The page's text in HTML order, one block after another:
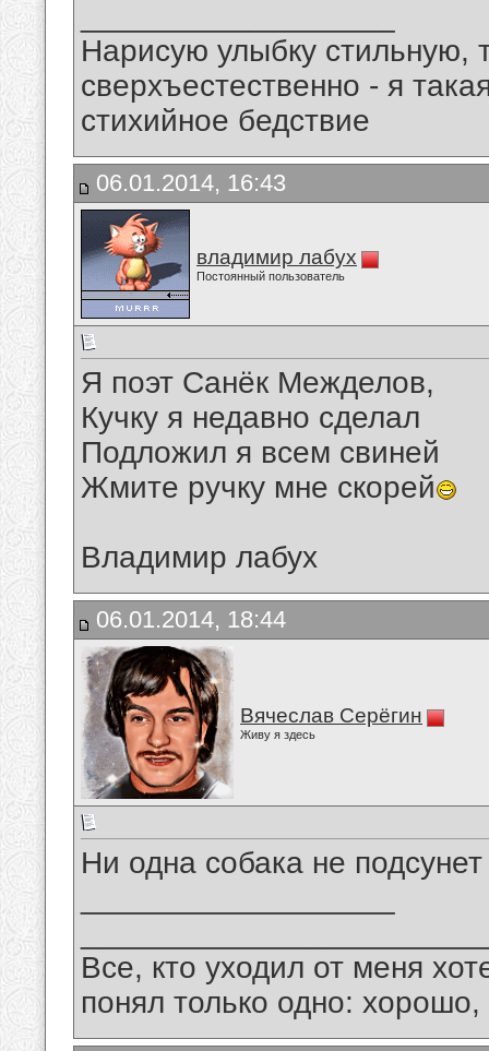
Нарисую улыбку стильную,
сверхъестественно - я
стихийное бедствие
06.01.2014, 16:43
владимир лабух
Постоянный пользователь
Я поэт Санёк Межделов,
Кучку я недавно сделал
Подложил я всем свиней
Жмите ручку мне скорей
Владимир лабух
06.01.2014, 18:44
Вячеслав Серёгин
Живу я здесь
Ни одна собака не
Все, кто уходил от меня
понял только одно: